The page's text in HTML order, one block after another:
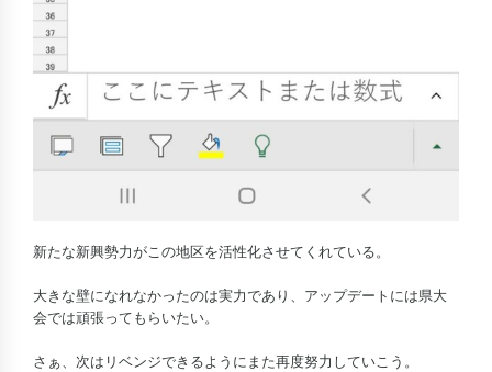
新たな新興勢力がこの地区を活性化させてくれている。
大きな壁になれなかったのは実力であり、アップデートには県大
会では頑張ってもらいたい。
さぁ、次はリベンジできるようにまた再度努力していこう。